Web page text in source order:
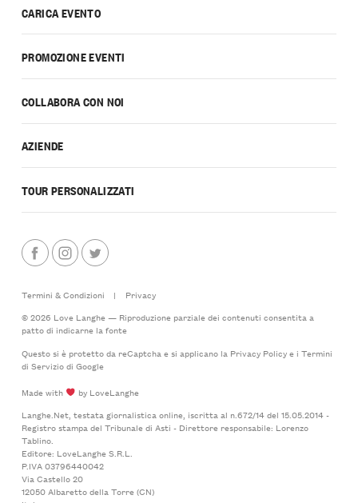
CARICA EVENTO
PROMOZIONE EVENTI
COLLABORA CON NOI
AZIENDE
TOUR PERSONALIZZATI
Termini & Condizioni |
Privacy
© 2026 Love Langhe — Riproduzione parziale dei contenuti consentita a
patto di indicarne la fonte
Questo si è protetto da reCaptcha e si applicano la Privacy Policye i Termini
di Serviziodi Google
Made with
by LoveLanghe
Langhe.Net, testata giornalistica online, iscritta al n.672/14 del 15.05.2014 -
Registro stampa del Tribunale di Asti - Direttore responsabile: Lorenzo
Tablino.
Editore: LoveLanghe S.R.L.
P.IVA 03796440042
Via Castello 20
12050 Albaretto della Torre (CN)